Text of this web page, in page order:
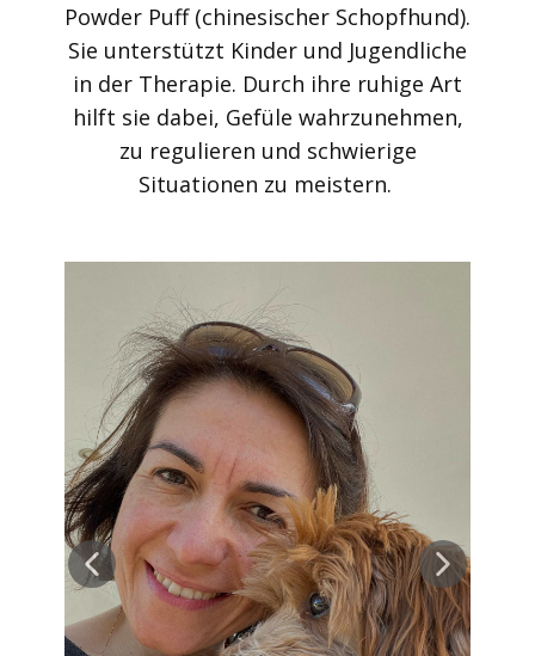
Powder Puff (chinesischer Schopfhund).
Sie unterstützt Kinder und Jugendliche
in der Therapie. Durch ihre ruhige Art
hilft sie dabei, Gefüle wahrzunehmen,
zu regulieren und schwierige
Situationen zu meistern.